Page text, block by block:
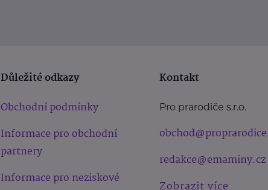
Důležité odkazy
Obchodní podmínky
Informace pro obchodní
partnery
Informace pro neziskové
Kontakt
Pro prarodiče s.r.o.
redakce@emaminy.cz
Zobrazit více